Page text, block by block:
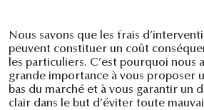
Nous savons que les frais
peuvent constituer un coût
les particuliers. C’est pourquoi nous
grande importance à vous proposer
bas du marché et à vous garantir un
clair dans le but d’éviter toute